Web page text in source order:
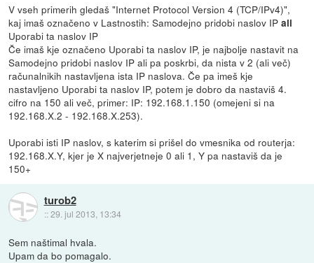
V vseh primerih gledaš "Internet Protocol Version 4 (TCP/IPv4)",
kaj imaš označeno v Lastnostih: Samodejno pridobi naslov IPali
Uporabi ta naslov IP
Če imaš kje označeno Uporabi ta naslov IP, je najbolje nastavit na
Samodejno pridobi naslov IP ali pa poskrbi, da nista v 2 (ali več)
računalnikih nastavljena ista IP naslova. Če pa imeš kje
nastavljeno Uporabi ta naslov IP, potem je dobro da nastaviš 4.
cifro na 150 ali več, primer: IP: 192.168.1.150 (omejeni si na
192.168.X.2 - 192.168.X.253).
Uporabi isti IP naslov, s katerim si prišel do vmesnika od routerja:
192.168.X.Y, kjer je X najverjetneje 0 ali 1, Y pa nastaviš da je
150+
turob2
::29. jul 2013, 13:34
Sem naštimal hvala.
Upam da bo pomagalo.